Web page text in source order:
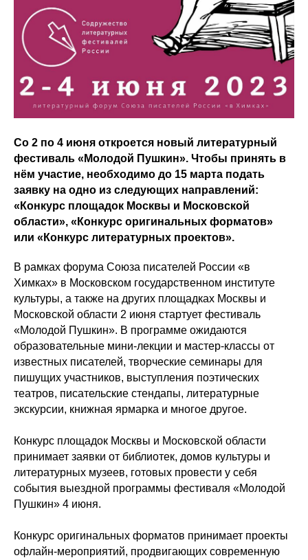
Со 2 по 4 июня откроется новый литературный
фестиваль «Молодой Пушкин». Чтобы принять в
нём участие, необходимо до 15 марта подать
заявку на одно из следующих направлений:
«Конкурс площадок Москвы и Московской
области», «Конкурс оригинальных форматов»
или «Конкурс литературных проектов».
В рамках форума Союза писателей России «в
Химках» в Московском государственном институте
культуры, а также на других площадках Москвы и
Московской области 2 июня стартует фестиваль
«Молодой Пушкин». В программе ожидаются
образовательные мини-лекции и мастер-классы от
известных писателей, творческие семинары для
пишущих участников, выступления поэтических
театров, писательские стендапы, литературные
экскурсии, книжная ярмарка и многое другое.
Конкурс площадок Москвы и Московской области
принимает заявки от библиотек, домов культуры и
литературных музеев, готовых провести у себя
события выездной программы фестиваля «Молодой
Пушкин» 4 июня.
Конкурс оригинальных форматов принимает проекты
офлайн-мероприятий, продвигающих современную